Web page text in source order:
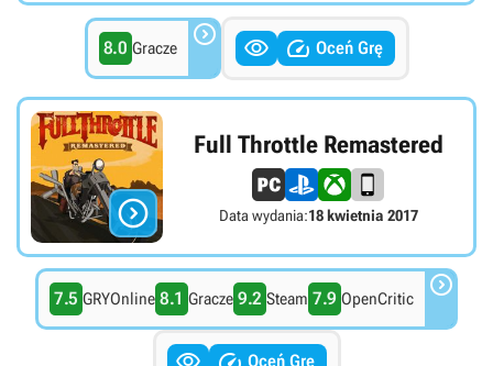
8.0 Gracze    Oceń Grę

Full Throttle Remastered
Data wydania:18 kwietnia 2017
7.5 GRYOnline 8.1 Gracze 9.2 Steam 7.9 OpenCritic 
Oceń Grę